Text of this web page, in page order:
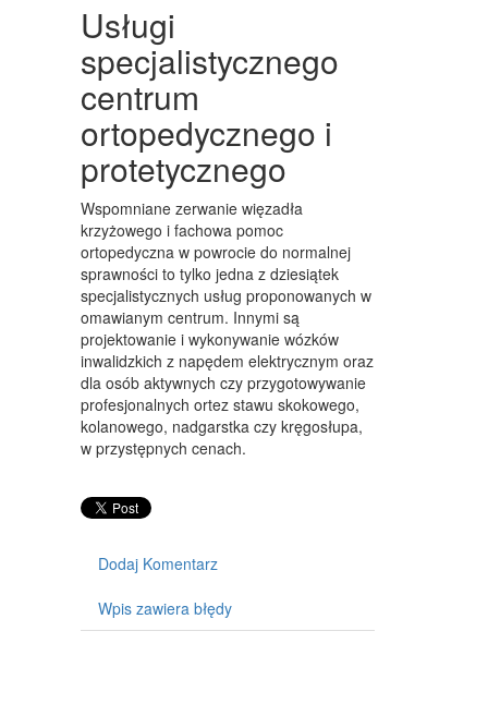
OGRÓD, ROŚLINY
CHEMIA
ART. SPOŻYWCZE
MATERIAŁY EKSPLOATACYJNE
INNE SKLEPY
SPRZĘT
MASZYNY
NARZĘDZIA
PRZEMYSŁ METALOWY
PRZEWÓZ
TRANSPORT
CZĘŚCI SAMOCHODOWE
USŁUGI MOTORYZACYJNE
SALONY, KOMISY
Usługi
specjalistycznego
centrum
ortopedycznego i
protetycznego
Wspomniane zerwanie więzadła
krzyżowego i fachowa pomoc
ortopedyczna w powrocie do normalnej
sprawności to tylko jedna z dziesiątek
specjalistycznych usług proponowanych w
omawianym centrum. Innymi są
projektowanie i wykonywanie wózków
inwalidzkich z napędem elektrycznym oraz
dla osób aktywnych czy przygotowywanie
profesjonalnych ortez stawu skokowego,
kolanowego, nadgarstka czy kręgosłupa,
w przystępnych cenach.
Dodaj Komentarz
Wpis zawiera błędy